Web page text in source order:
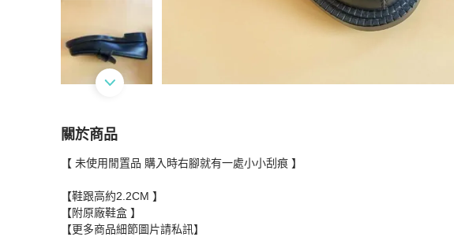
關於商品
關於CHANEL 黑色金釦牛皮樂福鞋【未使用】#35
【 未使用閒置品 購入時右腳就有一處小小刮痕 】
【鞋跟高約2.2CM 】
【附原廠鞋盒 】
【更多商品細節圖片請私訊】